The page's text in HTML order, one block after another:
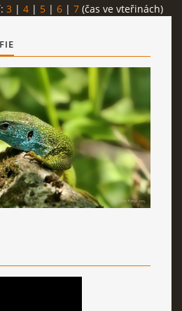
tel: 723 110 399
|RSS|WebSlice |Tisk|
11. 12. 2025| Nahoru ↑
3 | 4 | 5 | 6 | 7 (čas ve vteřinách)